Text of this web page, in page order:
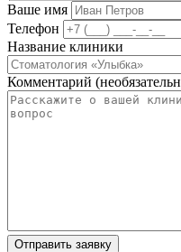
Ваше имя
Телефон
Название клиники
Комментарий